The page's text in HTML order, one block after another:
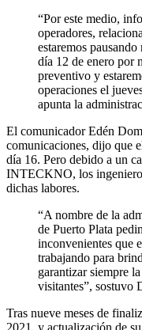
“Por este medio,
operadores,
estaremos
día 12 de enero por
preventivo y
operaciones el
apunta la
El comunicador Edén
comunicaciones, dijo que
día 16. Pero debido a un
INTECKNO, los
dichas labores.
“A nombre de la
de Puerto Plata
inconvenientes que
trabajando para
garantizar siempre
visitantes”, sostuvo
Tras nueve meses de